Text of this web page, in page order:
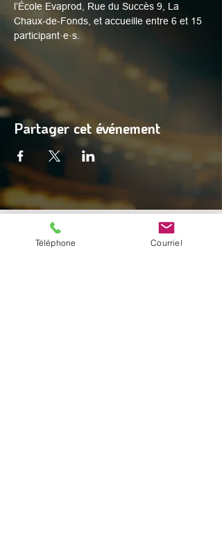
l’École Evaprod, Rue du Succès 9, La
Chaux-de-Fonds, et accueille entre 6 et 15
participant·e·s.
Partager cet événement
© 2025 par Digital Facets
Téléphone Courriel